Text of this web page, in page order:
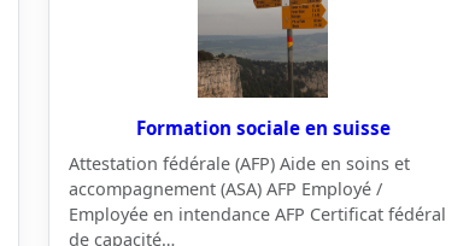
Formation sociale en suisse
Attestation fédérale (AFP) Aide en soins et
accompagnement (ASA) AFP Employé /
Employée en intendance AFP Certificat fédéral
de capacité…